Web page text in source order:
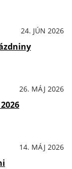
24. JÚN 2026
26. MÁJ 2026
14. MÁJ 2026